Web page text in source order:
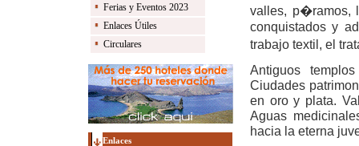
Ferias y Eventos 2023
Enlaces Útiles
Circulares
Enlaces
valles, p�ramos,
conquistados y
trabajo textil, el
Antiguos
Ciudades
en oro y plata.
Aguas
hacia la eterna